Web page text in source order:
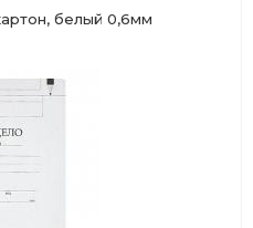
белый 0,6мм